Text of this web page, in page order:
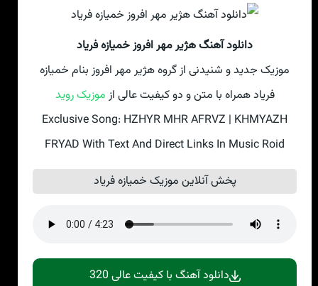
دانلود آهنگ هژیر مهر افروز خمیازه فریاد
موزیک جدید و شنیدنی از گروه هژیر مهر افروز بنام خمیازه
فریاد همراه با متن و دو کیفیت عالی از موزیک روید
Exclusive Song: HZHYR MHR AFRVZ | KHMYAZH
FRYAD With Text And Direct Links In Music Roid
پخش آنلاین موزیک خمیازه فریاد
دانلود آهنگ با کیفیت عالی 320